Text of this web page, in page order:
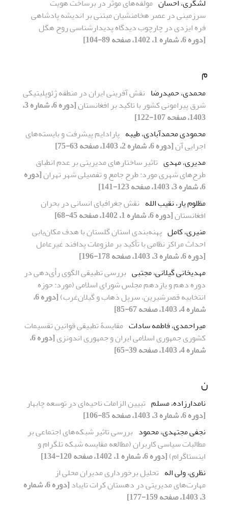
سرزمینی در عصر هخامنشیان مبتنی بر اندیشه پادشاهی
فره ایزدی در چارچوب دیدگاه پدیدارشناسی روح هگل
[دوره 6، شماره 1، 1402، صفحه 89-104]
م
محمدی، حمیدرضا نقش آفرینی ایران در منطقه ژئوپلیتیکی
شرق پیرامونی کشور با تاکید بر افغانستان
[دوره 6، شماره 3،
1403، صفحه 107-122]
محمودی محمدآبادی، طیبه پارادایم پیشرفت و بایسته‌های
اجرایی آن[دوره 6، شماره 2، 1403، صفحه 63-75]
مدیری، مهدی تاثیر ساختارهای مدیریتی بر عدم انطباق
طرح‌های شهری مورد: طرح جامع و تفصیلی شهر تهران[دوره
6، شماره 3، 1403، صفحه 123-141]
مظلوم یار، نقیب الله نقش جغرافیای انسانی در بحران
افغانستان[دوره 6، شماره 1، 1402، صفحه 45-68]
منیری، کامل پهنه‌بندی استان گلستان با هدف مکان‌یابی
احداث مراکز نظامی با تأکید بر ملزومات پدافند غیرعامل
[دوره 6، شماره 3، 1403، صفحه 178-196]
مهدیخانی گیلانی، مجتبی بررسی تطبیقی الگوی رأی‌دهی در
دوره دهم و یازدهم مجلس شورای اسلامی (مورد: حوزه
انتخابیه قصرشیرین، سرپل ذهاب و گیلان‌غرب)
[دوره 6،
شماره 4، 1403، صفحه 67-85]
میراحمدی، فاطمه سادات مقایسۀ تطبیقی قوانین تقسیمات
کشوری جمهوری اسلامی ایران و جمهوری اندونزی
[دوره 6،
شماره 4، 1403، صفحه 39-65]
ن
نامدارزاده، مسلم تبیین الزامات ناحیه‌ای در توسعه چابهار
[دوره 6، شماره 3، 1403، صفحه 85-106]
نجفی مجتهدی، محمود بررسی تاثیر شبکه‌های اجتماعی بر
مطالبات سیاسی کاربران (مطالعه مقایسه شبکه تلگرام و
اینستاگرام)[دوره 6، شماره 1، 1402، صفحه 120-134]
نظری، ولی اله تحلیل برخورداری مدیران محلی از
مهارت‌های مدیریتی در دهستان کرات تایباد
[دوره 6، شماره
3، 1403، صفحه 159-177]